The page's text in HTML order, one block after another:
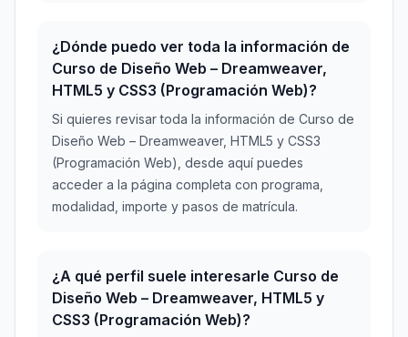
¿Dónde puedo ver toda la información de
Curso de Diseño Web – Dreamweaver,
HTML5 y CSS3 (Programación Web)?
Si quieres revisar toda la información de Curso de
Diseño Web – Dreamweaver, HTML5 y CSS3
(Programación Web), desde aquí puedes
acceder a la página completa con programa,
modalidad, importe y pasos de matrícula.
¿A qué perfil suele interesarle Curso de
Diseño Web – Dreamweaver, HTML5 y
CSS3 (Programación Web)?